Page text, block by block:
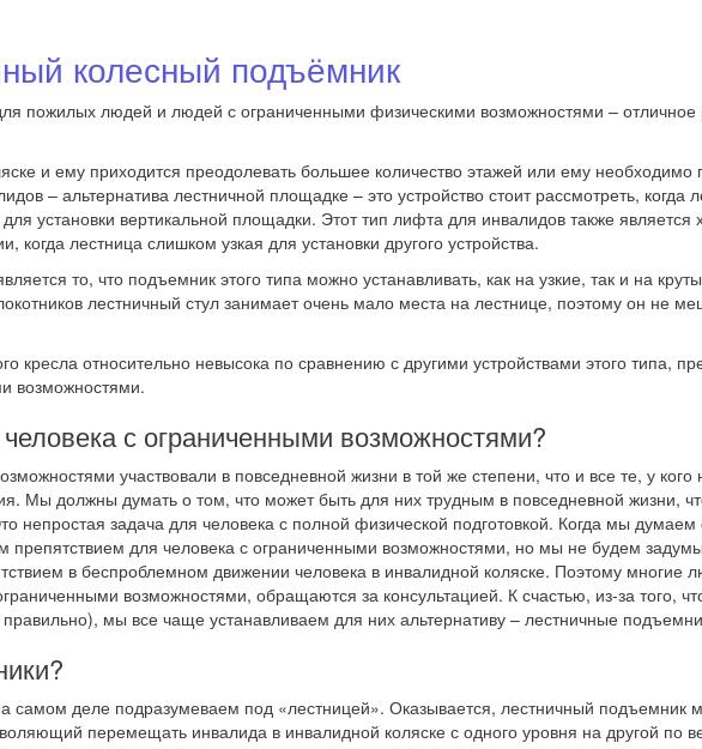
колесный подъёмник
пожилых людей и людей с ограниченными физическими возможностями –
и ему приходится преодолевать большее количество этажей или ему необходимо
– альтернатива лестничной площадке – это устройство стоит рассмотреть, когда
установки вертикальной площадки. Этот тип лифта для инвалидов также
когда лестница слишком узкая для установки другого устройства.
то, что подъемник этого типа можно устанавливать, как на узкие, так и на
лестничный стул занимает очень мало места на лестнице, поэтому он не
кресла относительно невысока по сравнению с другими устройствами этого типа,
возможностями.
с ограниченными возможностями?
участвовали в повседневной жизни в той же степени, что и все те, у кого
Мы должны думать о том, что может быть для них трудным в повседневной жизни,
непростая задача для человека с полной физической подготовкой. Когда мы
для человека с ограниченными возможностями, но мы не будем
в беспроблемном движении человека в инвалидной коляске. Поэтому многие
возможностями, обращаются за консультацией. К счастью, из-за того,
мы все чаще устанавливаем для них альтернативу – лестничные
самом деле подразумеваем под «лестницей». Оказывается, лестничный подъемник
перемещать инвалида в инвалидной коляске с одного уровня на другой по